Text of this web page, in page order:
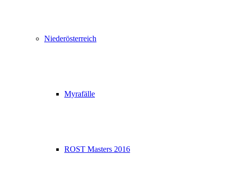
Niederösterreich
Myrafälle
ROST Masters 2016